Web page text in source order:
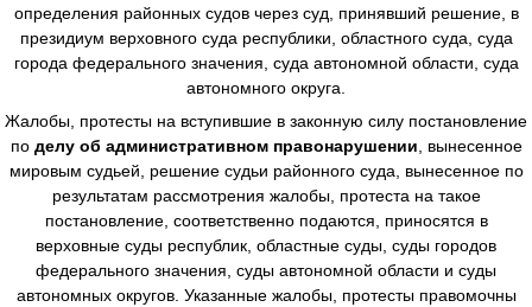
определения районных судов через суд, принявший решение, в
президиум верховного суда республики, областного суда, суда
города федерального значения, суда автономной области, суда
автономного округа.
Жалобы, протесты на вступившие в законную силу постановление
по делу об административном правонарушении , вынесенное
мировым судьей, решение судьи районного суда, вынесенное по
результатам рассмотрения жалобы, протеста на такое
постановление, соответственно подаются, приносятся в
верховные суды республик, областные суды, суды городов
федерального значения, суды автономной области и суды
автономных округов. Указанные жалобы, протесты правомочны